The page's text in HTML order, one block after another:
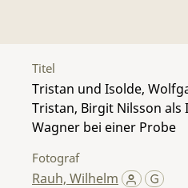
Titel
Tristan und Isolde,
Tristan, Birgit Nilsson als
Wagner bei einer Probe
Fotograf
Rauh, Wilhelm